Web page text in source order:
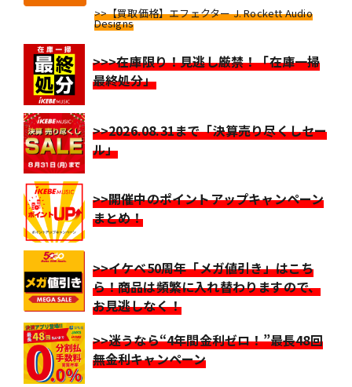
>>【買取価格】エフェクター J. Rockett Audio
Designs
>>>在庫限り！見逃し厳禁！「在庫一掃
最終処分」
>>2026.08.31まで「決算売り尽くしセー
ル」
>>開催中のポイントアップキャンペーン
まとめ！
>>イケベ50周年「メガ値引き」はこち
ら！商品は頻繁に入れ替わりますので、
お見逃しなく！
>>迷うなら“4年間金利ゼロ！”最長48回
無金利キャンペーン